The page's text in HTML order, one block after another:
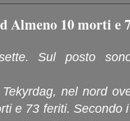
Almeno 10 morti e
Sul posto
nel nord
e 73 feriti. Secondo